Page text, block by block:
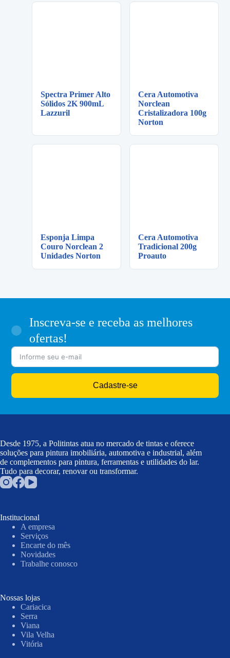
Spectra Primer Alto
Sólidos 2K 900mL
Lazzuril
Cera Automotiva
Norclean
Cristalizadora 100g
Norton
Esponja Limpa
Couro Norclean 2
Unidades Norton
Cera Automotiva
Tradicional 200g
Proauto
Inscreva-se e receba as melhores
ofertas!
Cadastre-se
Desde 1975, a Politintas atua no mercado de tintas e oferece
soluções para pintura imobiliária, automotiva e industrial, além
de complementos para pintura, ferramentas e utilidades do lar.
Tudo para decorar, renovar ou transformar.
Institucional
A empresa
Serviços
Encarte do mês
Novidades
Trabalhe conosco
Nossas lojas
Cariacica
Serra
Viana
Vila Velha
Vitória